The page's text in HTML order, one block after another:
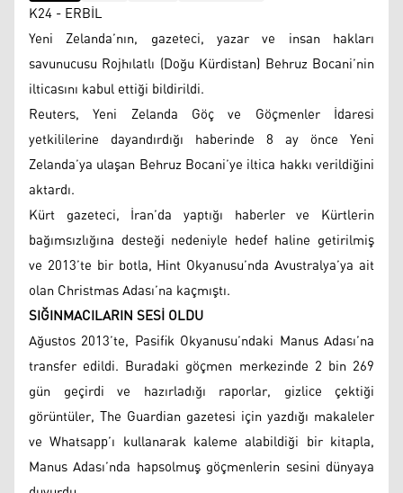
K24 - ERBİL
Yeni Zelanda’nın, gazeteci, yazar ve insan hakları
savunucusu Rojhılatlı (Doğu Kürdistan) Behruz Bocani’nin
ilticasını kabul ettiği bildirildi.
Reuters, Yeni Zelanda Göç ve Göçmenler İdaresi
yetkililerine dayandırdığı haberinde 8 ay önce Yeni
Zelanda’ya ulaşan Behruz Bocani’ye iltica hakkı verildiğini
aktardı.
Kürt gazeteci, İran’da yaptığı haberler ve Kürtlerin
bağımsızlığına desteği nedeniyle hedef haline getirilmiş
ve 2013’te bir botla, Hint Okyanusu’nda Avustralya’ya ait
olan Christmas Adası’na kaçmıştı.
SIĞINMACILARIN SESİ OLDU
Ağustos 2013’te, Pasifik Okyanusu’ndaki Manus Adası’na
transfer edildi. Buradaki göçmen merkezinde 2 bin 269
gün geçirdi ve hazırladığı raporlar, gizlice çektiği
görüntüler, The Guardian gazetesi için yazdığı makaleler
ve Whatsapp’ı kullanarak kaleme alabildiği bir kitapla,
Manus Adası’nda hapsolmuş göçmenlerin sesini dünyaya